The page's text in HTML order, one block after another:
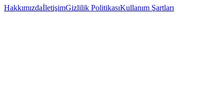
HakkımızdaİletişimGizlilik PolitikasıKullanım Şartları